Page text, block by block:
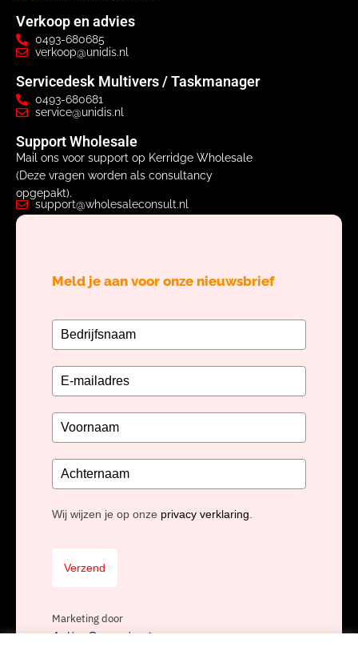
Verkoop en advies
0493-680685
verkoop@unidis.nl
Servicedesk Multivers / Taskmanager
0493-680681
service@unidis.nl
Support Wholesale
Mail ons voor support op Kerridge Wholesale
(Deze vragen worden als consultancy
opgepakt).
support@wholesaleconsult.nl
Meld je aan voor onze nieuwsbrief
Wij wijzen je op onze privacy verklaring.
Verzend
Marketing door